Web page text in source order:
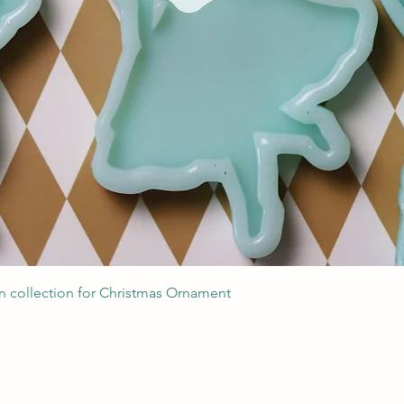
Podgląd
collection for Christmas Ornament